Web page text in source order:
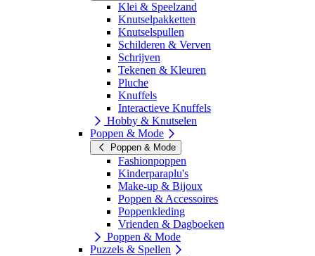
Klei & Speelzand
Knutselpakketten
Knutselspullen
Schilderen & Verven
Schrijven
Tekenen & Kleuren
Pluche
Knuffels
Interactieve Knuffels
Hobby & Knutselen
Poppen & Mode
Poppen & Mode
Fashionpoppen
Kinderparaplu's
Make-up & Bijoux
Poppen & Accessoires
Poppenkleding
Vrienden & Dagboeken
Poppen & Mode
Puzzels & Spellen